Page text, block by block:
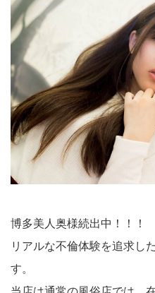
博多美人奥様続出中！！！
リアルな不倫体験を追求し
す。